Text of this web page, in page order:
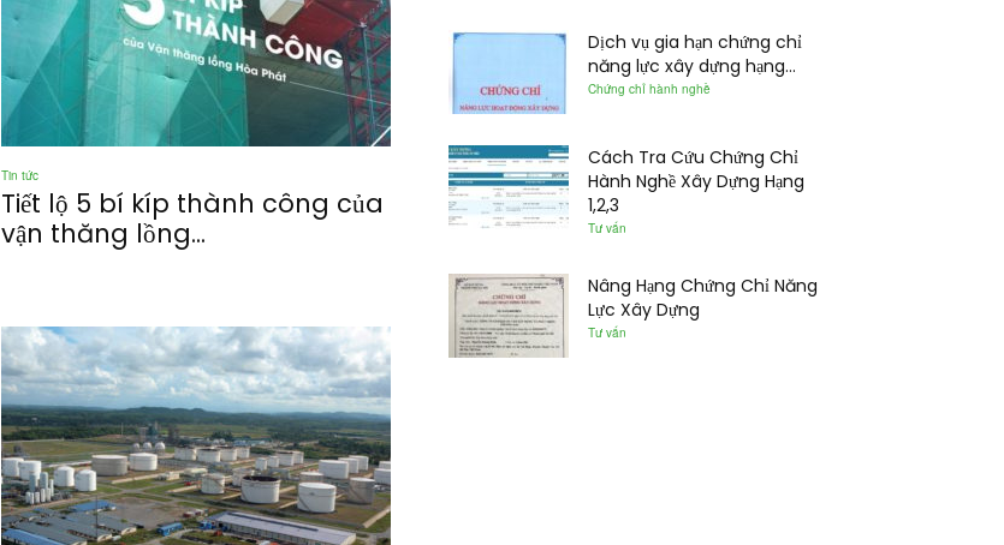
Tin tức
Tiết lộ 5 bí kíp thành công của
vận thăng lồng...
Dịch vụ gia hạn chứng chỉ
năng lực xây dựng hạng...
Chứng chỉ hành nghề
Cách Tra Cứu Chứng Chỉ
Hành Nghề Xây Dựng Hạng
1,2,3
Tư vấn
Nâng Hạng Chứng Chỉ Năng
Lực Xây Dựng
Tư vấn